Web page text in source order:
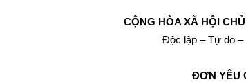
CỘNG HÒA XÃ HỘI
Độc lập – Tự do –
ĐƠN YÊU